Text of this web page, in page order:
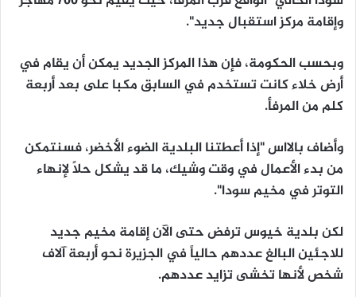
وإقامة مركز استقبال جديد".
وبحسب الحكومة، فإن هذا المركز الجديد يمكن أن يقام في
أرض خلاء كانت تستخدم في السابق مكبا على بعد أربعة
كلم من المرفأ.
وأضاف بالااس "إذا أعطتنا البلدية الضوء الأخضر، فسنتمكن
من بدء الأعمال في وقت وشيك، ما قد يشكل حلاً لإنهاء
التوتر في مخيم سودا".
لكن بلدية خيوس ترفض حتى الآن إقامة مخيم جديد
للاجئين البالغ عددهم حالياً في الجزيرة نحو أربعة آلاف
شخص لأنها تخشى تزايد عددهم.